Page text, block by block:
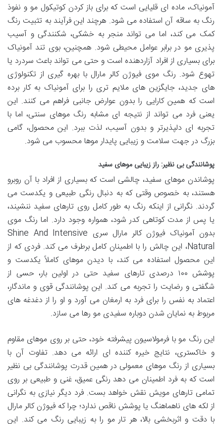
آمونیاک، ماده ای قلیایی است که برای باز کردن کوتیکول مو و نفوذ
رنگ به ساقه آن استفاده می شود. هرچند این فرآیند به تثبیت رنگ
کمک می کند، اما می تواند منجر به خشکی، شکنندگی و آسیب
پذیری مو در برابر عوامل محیطی شود. همچنین، بوی تند آمونیاک
برای بسیاری از افراد آزاردهنده است و حتی می تواند باعث سردرد یا
تهوع شود. رنگ موی فیوژن کالر مارال با بهره گیری از تکنولوژی
های جدید، جایگزین های ملایم تری را برای آمونیاک به کار برده
است که همین کارایی را بدون عوارض جانبی فراهم می کنند. این
یعنی فرد می تواند از نتیجه ای مشابه رنگ موهای سنتی، اما با
تجربه ای دلپذیرتر و بدون آسیب، لذت ببرد. این محصول، گامی
بزرگ در جهت سلامت و زیبایی پایدار موها محسوب می شود.
پوشانندگی بی نظیر: راز زیبایی موهای سفید
پوشاندن موهای سفید، چالشی است که بسیاری از افراد با آن روبرو
هستند، به خصوص وقتی که به دنبال رنگی طبیعی و یکدست می
گردند. نگرانی از اینکه رنگ به طور کامل روی تارهای سفید ننشیند،
یا پس از مدت کوتاهی کدر شود، همواره وجود دارد. اما رنگ موی
بدون آمونیاک فیوژن کالر مارال سری Shine And Intensive
Natural، این چالش را با اطمینان کامل برطرف می کند. فردی که از
این محصول استفاده می کند، با دیدن موهای کاملاً یکدست و
پوشش ۱۰۰ درصدی تارهای سفید حتی در اولین بار، حسی از
شگفتی و رضایت را تجربه می کند. این پوشانندگی قوی و ماندگار،
اعتماد به نفس را برای فرد به ارمغان می آورد و او را از دغدغه های
مربوط به نمایان شدن دوباره سفیدی مو رها می سازد.
این رنگ مو با فرمولاسیون پیشرفته خود، حتی بر روی موهای مقاوم
و خاکستری، نتایج خیره کننده ای ارائه می دهد. تفاوت آن با
بسیاری از رنگ موهای معمولی در همین قدرت پوشانندگی بی نظیر
است که به فرد اطمینان می دهد رنگی عمیق، غنی و طبیعی بر روی
تمامی تارهای مویش نقش خواهد بست. فرد دیگر نیازی به نگرانی
از لکه های ناهماهنگ یا پوشش ناقص ندارد؛ چرا که فیوژن کالر مارال
با دقت و اثربخشی بالا، هر تار مو را به زیبایی رنگ می کند. این